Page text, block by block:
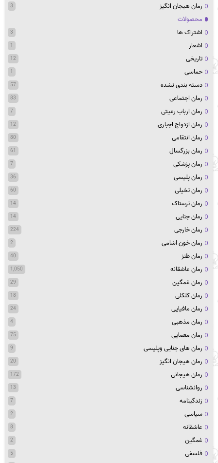
رمان هیجان انگیز 3
محصولات
اشتراک ها
3
اشعار 1
تاریخی 12
حماسی 1
دسته بندی نشده 57
رمان اجتماعی 83
رمان ارباب رعیتی 7
رمان ازدواج اجباری 12
رمان انتقامی 80
رمان بزرگسال 61
رمان پزشکی 7
رمان پلیسی 36
رمان تخیلی 60
رمان ترسناک 14
رمان جنایی 14
رمان خارجی 224
رمان خون اشامی 2
رمان طنز 40
رمان عاشقانه 1,050
رمان غمگین 29
رمان کلکلی 18
رمان مافیایی 24
رمان مذهبی 4
رمان معمایی 75
رمان های جنایی وپلیسی 9
رمان هیجان انگیز 20
رمان هیجانی 172
روانشناسی 13
زندگینامه 7
سیاسی 2
عاشقانه 8
غمگین 2
فلسفی 5